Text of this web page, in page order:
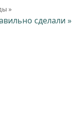
»
сделали »